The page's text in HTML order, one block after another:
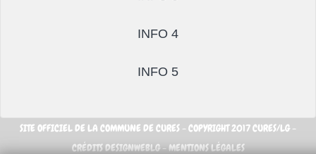
INFO 4
INFO 5
SITE OFFICIEL DE LA COMMUNE DE CURES - COPYRIGHT 2017 CURES/LG -
CRÉDITS DESIGNWEBLG -MENTIONS LÉGALES